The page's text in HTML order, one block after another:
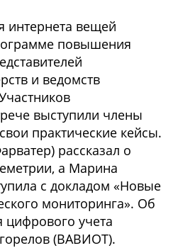
интернета вещей
повышения
и ведомств
выступили члены
практические кейсы.
рассказал о
а Марина
с докладом «Новые
мониторинга». Об
цифрового учета
(ВАВИОТ).